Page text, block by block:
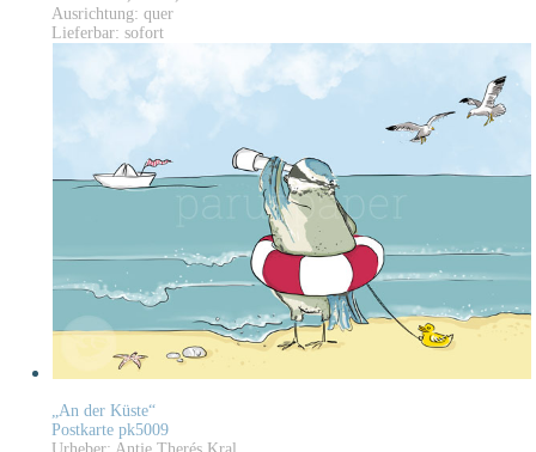
Ausrichtung: quer
Lieferbar: sofort
„An der Küste“
Postkarte pk5009